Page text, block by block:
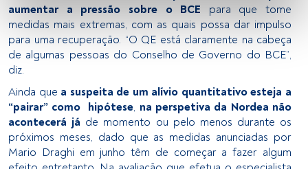
fornecer:
Utilizar dados de localização geográfica precisa. Analisar
ativamente as características do dispositivo para sua
identificação. Armazenar as informações num dispositivo
e/ou aceder às mesmas. Publicidade e conteúdo
personalizados, medição de publicidade e conteúdo,
pesquisa de audiência e desenvolvimento de serviços.
Lista de parceiros (fornecedores)
aumentar a pressão sobre o BCE para que tome
medidas mais extremas, com as quais possa dar impulso
para uma recuperação. “O QE está claramente na cabeça
de algumas pessoas do Conselho de Governo do BCE”,
diz.
Ainda que a suspeita de um alívio quantitativo esteja a
“pairar” como hipótese, na perspetiva da Nordea não
acontecerá já de momento ou pelo menos durante os
próximos meses, dado que as medidas anunciadas por
Mario Draghi em junho têm de começar a fazer algum